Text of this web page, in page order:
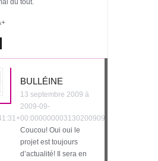
du tout.
BULLÉINE
13 septembre 2009 à
2009-09-
Coucou! Oui oui le
projet est toujours
d’actualité! Il sera en